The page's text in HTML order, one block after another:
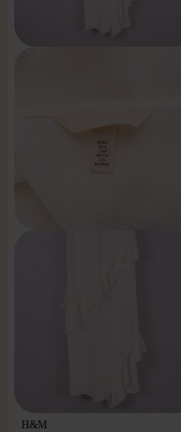
H&M